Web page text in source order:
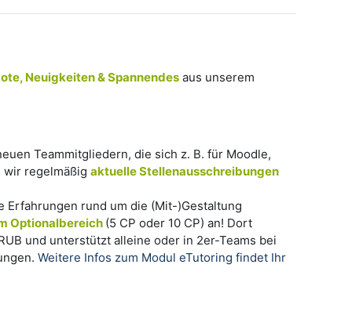
Neuigkeiten & Spannendes aus unserem
Teammitgliedern, die sich z. B. für Moodle,
wir regelmäßig aktuelle Stellenausschreibungen
rund um die (Mit-)Gestaltung
Optionalbereich (5 CP oder 10 CP) an! Dort
und unterstützt alleine oder in 2er-Teams bei
Weitere Infos zum Modul eTutoring findet Ihr